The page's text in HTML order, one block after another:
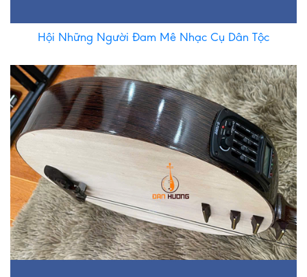
Hội Những Người Đam Mê Nhạc Cụ Dân Tộc